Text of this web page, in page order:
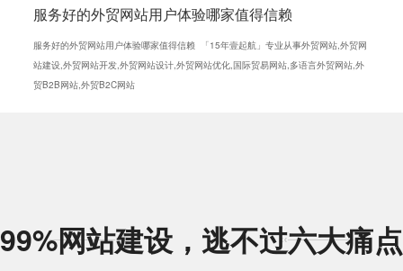
服务好的外贸网站用户体验哪家值得信赖
服务好的外贸网站用户体验哪家值得信赖 「15年壹起航」专业从事外贸网站,外贸网
站建设,外贸网站开发,外贸网站设计,外贸网站优化,国际贸易网站,多语言外贸网站,外
贸B2B网站,外贸B2C网站
99%网站建设，逃不过六大痛点